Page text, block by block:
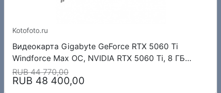
Kotofoto.ru
Видеокарта Gigabyte GeForce RTX 5060 Ti
Windforce Max OC, NVIDIA RTX 5060 Ti, 8 ГБ
GDDR7, 128 бит, PCI-e 5.0, 1xHDMI, 3xDP, 2587
МГц
RUB 44 770,00
RUB 48 400,00